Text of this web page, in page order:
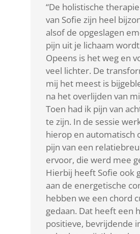
“De holistische
van Sofie zijn heel
alsof de opgeslagen
pijn uit je lichaam
Opeens is het weg en
veel lichter. De
mij het meest is
na het overlijden van
Toen had ik pijn van
te zijn. In de sessie
hierop en automatisch
pijn van een
ervoor, die werd mee
Hierbij heeft Sofie ook
aan de energetische
hebben we een chord
gedaan. Dat heeft een
positieve, bevrijdende